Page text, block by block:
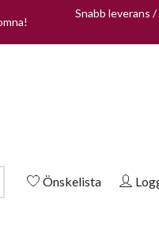
Snabb leverans
Önskelista